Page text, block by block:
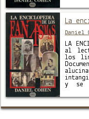
La
Daniel
LA
al
los
y se
las